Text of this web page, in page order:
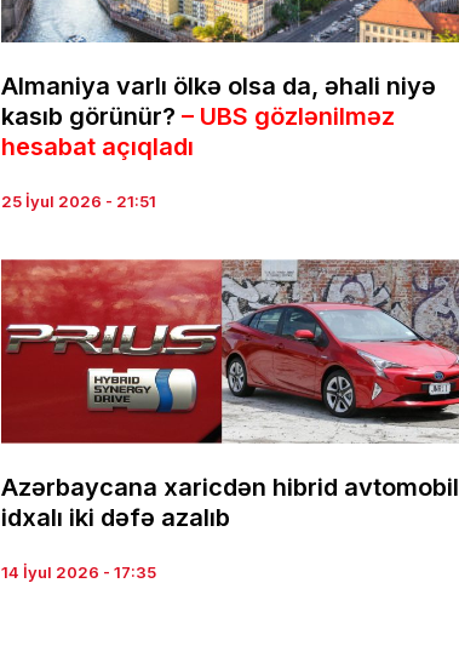
Almaniya varlı ölkə olsa da, əhali niyə
kasıb görünür? – UBS gözlənilməz
hesabat açıqladı
25 İyul 2026 - 21:51
Azərbaycana xaricdən hibrid avtomobil
idxalı iki dəfə azalıb
14 İyul 2026 - 17:35